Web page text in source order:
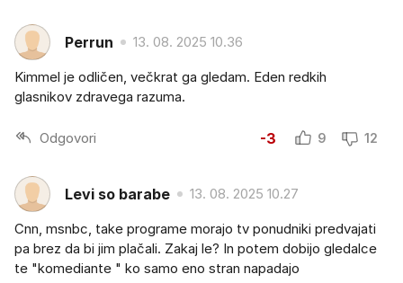
Perrun 13. 08. 2025 10.36
Kimmel je odličen, večkrat ga gledam. Eden redkih
glasnikov zdravega razuma.
Odgovori -3 9 12
Levi so barabe 13. 08. 2025 10.27
Cnn, msnbc, take programe morajo tv ponudniki predvajati
pa brez da bi jim plačali. Zakaj le? In potem dobijo gledalce
te "komediante " ko samo eno stran napadajo